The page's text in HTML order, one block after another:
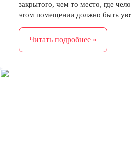
закрытого, чем то место, где
этом помещении должно быть
удобно и комфортно, чтобы ничто
мешало ощутить покой и
Читать подробнее »